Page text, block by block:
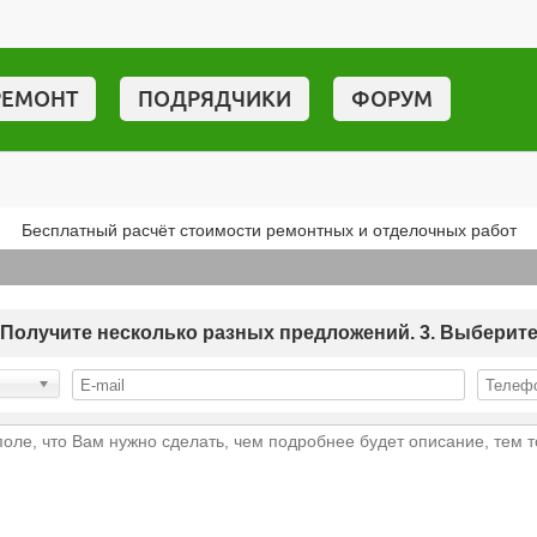
ПОДРЯДЧИКИ ФОРУМ
Бесплатный расчёт стоимости ремонтных и отделочных работ
Получите несколько разных предложений. 3.